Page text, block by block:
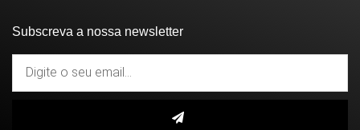
Subscreva a nossa newsletter